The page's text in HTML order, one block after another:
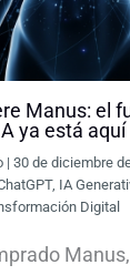
Manus: el
ya está aquí
|30 de diciembre
, IA
Digital